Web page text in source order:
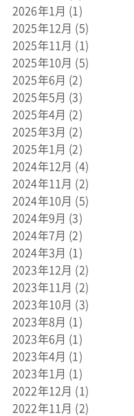
2026年1月 (1)
2025年12月 (5)
2025年11月 (1)
2025年10月 (5)
2025年6月 (2)
2025年5月 (3)
2025年4月 (2)
2025年3月 (2)
2025年1月 (2)
2024年12月 (4)
2024年11月 (2)
2024年10月 (5)
2024年9月 (3)
2024年7月 (2)
2024年3月 (1)
2023年12月 (2)
2023年11月 (2)
2023年10月 (3)
2023年8月 (1)
2023年6月 (1)
2023年4月 (1)
2023年1月 (1)
2022年12月 (1)
2022年11月 (2)